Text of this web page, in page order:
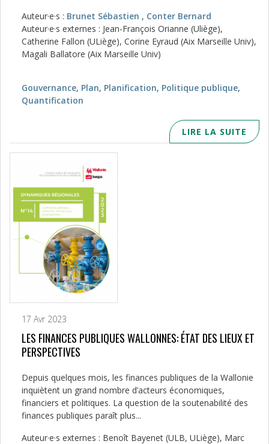
Auteur·e·s : Brunet Sébastien , Conter Bernard
Auteur·e·s externes : Jean-François Orianne (Uliège),
Catherine Fallon (ULiège), Corine Eyraud (Aix Marseille Univ),
Magali Ballatore (Aix Marseille Univ)
Gouvernance, Plan, Planification, Politique publique,
Quantification
LIRE LA SUITE
17 Avr 2023
LES FINANCES PUBLIQUES WALLONNES: ÉTAT DES LIEUX ET
PERSPECTIVES
Depuis quelques mois, les finances publiques de la Wallonie
inquiètent un grand nombre d’acteurs économiques,
financiers et politiques. La question de la soutenabilité des
finances publiques paraît plus...
Auteur·e·s externes : Benoît Bayenet (ULB, ULiège), Marc